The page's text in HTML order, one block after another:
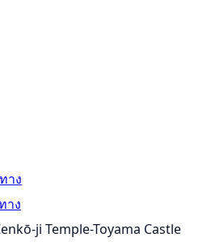
าง
าง
ji Temple-Toyama Castle